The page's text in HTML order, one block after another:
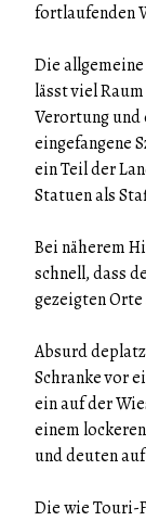
fortlaufenden
Die
lässt viel
Verortung und
eingefangene
ein Teil der
Statuen als
Bei näherem
schnell, dass
gezeigten
Absurd
Schranke vor
ein auf der
einem
und deuten
Die wie Touri-